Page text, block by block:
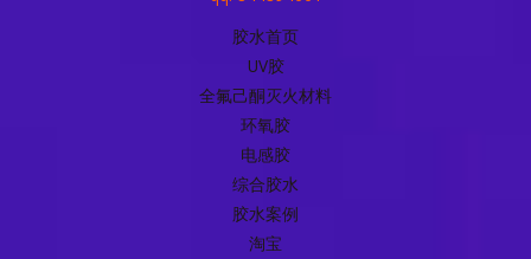
胶水首页
UV胶
全氟己酮灭火材料
环氧胶
电感胶
综合胶水
胶水案例
淘宝